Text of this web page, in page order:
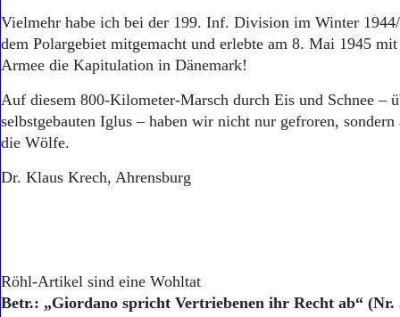
Vielmehr habe ich bei der 199. Inf. Division im Winter
dem Polargebiet mitgemacht und erlebte am 8. Mai 1945 mit
Armee die Kapitulation in Dänemark!
Auf diesem 800-Kilometer-Marsch durch Eis und Schnee –
selbstgebauten Iglus – haben wir nicht nur gefroren,
die Wölfe.
Dr. Klaus Krech, Ahrensburg
Röhl-Artikel sind eine Wohltat
Betr.: „Giordano spricht Vertriebenen ihr Recht ab“ (Nr.